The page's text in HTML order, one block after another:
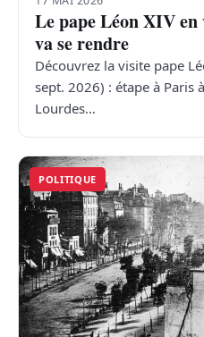
Le pape Léon XIV
va se rendre
Découvrez la visite pape
sept. 2026) : étape à Paris
Lourdes…
POLITIQUE